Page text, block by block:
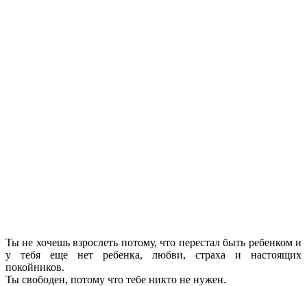
Ты не хочешь взрослеть потому, что перестал быть ребенком и
у тебя еще нет ребенка, любви, страха и настоящих
покойников.
Ты свободен, потому что тебе никто не нужен.